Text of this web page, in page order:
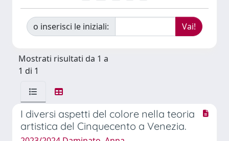
o inserisci le iniziali:
Mostrati risultati da 1 a
1 di 1
I diversi aspetti del colore nella teoria
artistica del Cinquecento a Venezia.